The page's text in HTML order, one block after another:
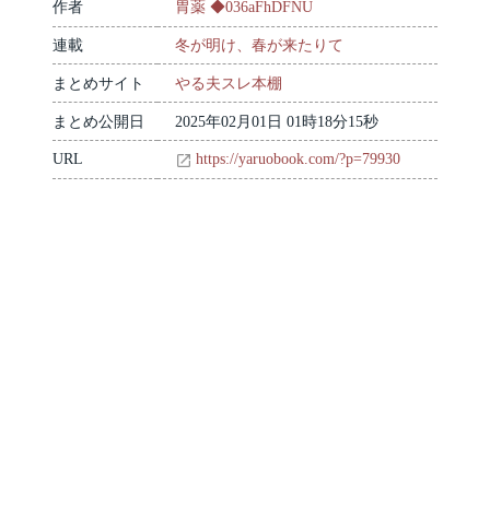
作者 胃薬 ◆036aFhDFNU
連載 冬が明け、春が来たりて
まとめサイト やる夫スレ本棚
まとめ公開日 2025年02月01日 01時18分15秒
URL https://yaruobook.com/?p=79930